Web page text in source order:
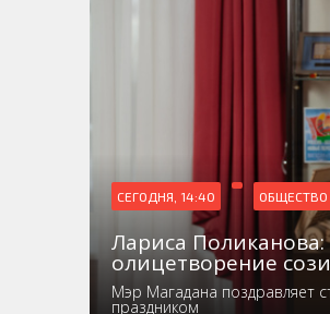
СЕГОДНЯ, 14:40 ОБЩЕСТВО
Лариса
олицетворение
Мэр Магадана поздравляет
праздником